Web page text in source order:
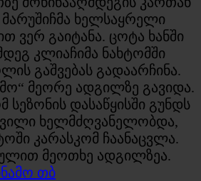
ხელსაყრელი
ვერ გაიტანა. ცოტა ხანში
კლიაჩიმა ნახტომში
გაშვებას გადაარჩინა.
მეორე ადგილზე გავიდა.
სეზონის დასაწყისში გუნდს
ხელმძღვანელობდა,
კარასკომ ჩაანაცვლა.
მეოთხე ადგილზეა.
თბ